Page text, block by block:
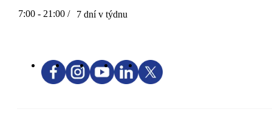
7:00 - 21:00 / 7 dní v týdnu